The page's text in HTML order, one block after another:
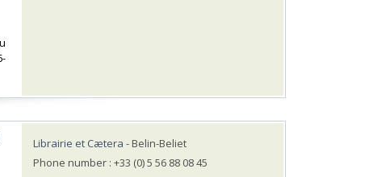
Librairie et Cætera - Belin-Beliet
Phone number : +33 (0) 5 56 88 08 45